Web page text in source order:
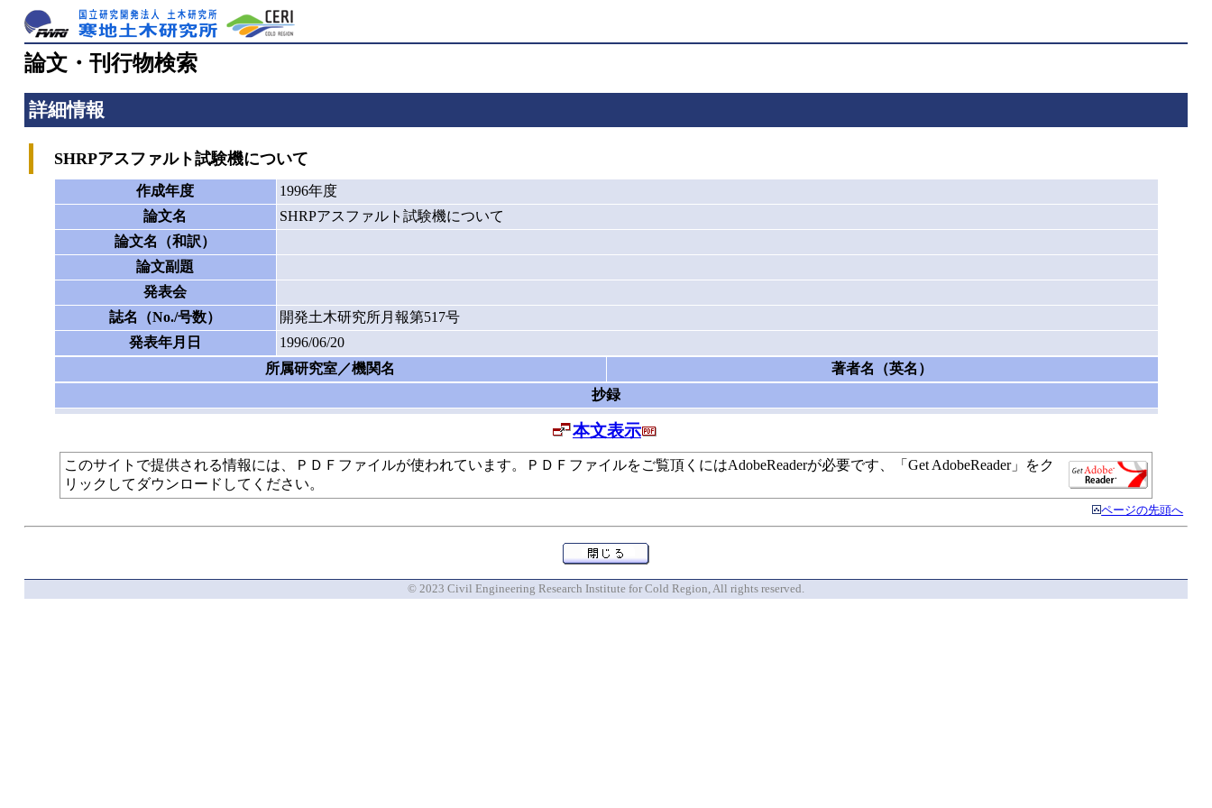
論文・刊行物検索
詳細情報
SHRPアスファルト試験機について
作成年度
1996年度
論文名
SHRPアスファルト試験機について
論文名（和訳）
論文副題
発表会
誌名（No./号数）
開発土木研究所月報第517号
発表年月日
1996/06/20
所属研究室／機関名
著者名（英名）
抄録
本文表示
このサイトで提供される情報には、ＰＤＦファイルが使われています。ＰＤＦファイルをご覧頂くにはAdobeReaderが必要です、「Get AdobeReader」をク
リックしてダウンロードしてください。
ページの先頭へ
© 2023 Civil Engineering Research Institute for Cold Region, All rights reserved.